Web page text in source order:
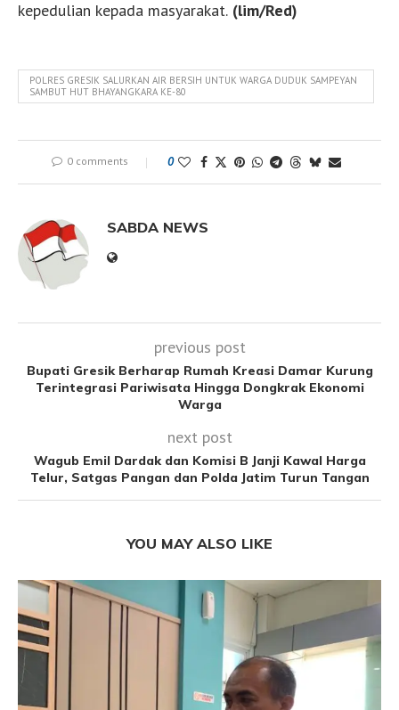
kepedulian kepada masyarakat. (lim/Red)
POLRES GRESIK SALURKAN AIR BERSIH UNTUK WARGA DUDUK SAMPEYAN
SAMBUT HUT BHAYANGKARA KE-80
0 comments 0
SABDA NEWS
previous post
Bupati Gresik Berharap Rumah Kreasi Damar Kurung
Terintegrasi Pariwisata Hingga Dongkrak Ekonomi
Warga
next post
Wagub Emil Dardak dan Komisi B Janji Kawal Harga
Telur, Satgas Pangan dan Polda Jatim Turun Tangan
YOU MAY ALSO LIKE